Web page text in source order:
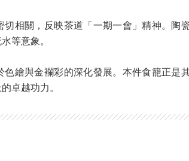
相關，反映茶道「一期一會」精神。陶
等意象。
繪與金襴彩的深化發展。本件食籠正是
卓越功力。